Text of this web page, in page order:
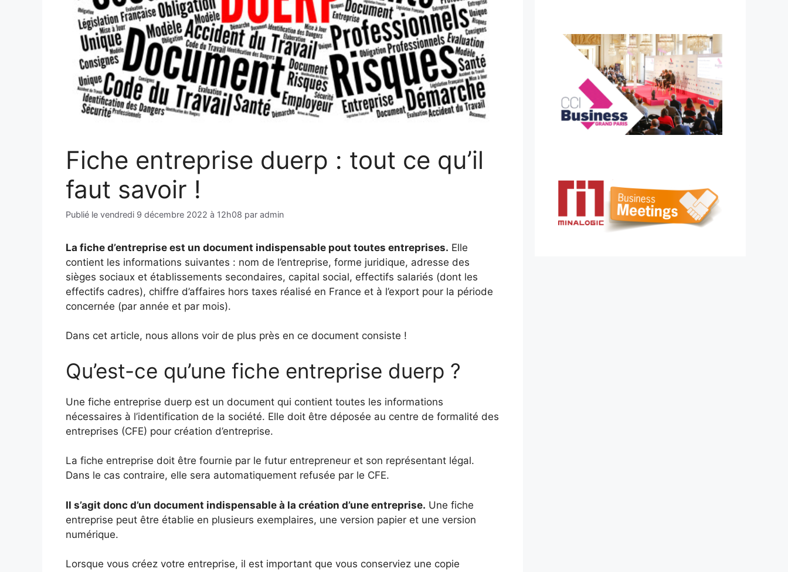
Fiche entreprise duerp : tout ce qu’il
faut savoir !
Publié le vendredi 9 décembre 2022 à 12h08 par admin
La fiche d’entreprise est un document indispensable pout toutes entreprises. Elle
contient les informations suivantes : nom de l’entreprise, forme juridique, adresse des
sièges sociaux et établissements secondaires, capital social, effectifs salariés (dont les
effectifs cadres), chiffre d’affaires hors taxes réalisé en France et à l’export pour la période
concernée (par année et par mois).
Dans cet article, nous allons voir de plus près en ce document consiste !
Qu’est-ce qu’une fiche entreprise duerp ?
Une fiche entreprise duerp est un document qui contient toutes les informations
nécessaires à l’identification de la société. Elle doit être déposée au centre de formalité des
entreprises (CFE) pour création d’entreprise.
La fiche entreprise doit être fournie par le futur entrepreneur et son représentant légal.
Dans le cas contraire, elle sera automatiquement refusée par le CFE.
Il s’agit donc d’un document indispensable à la création d’une entreprise. Une fiche
entreprise peut être établie en plusieurs exemplaires, une version papier et une version
numérique.
Lorsque vous créez votre entreprise, il est important que vous conserviez une copie